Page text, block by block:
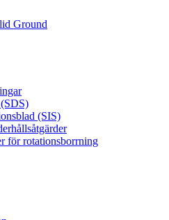
Ground
(SIS)
för rotationsborrning